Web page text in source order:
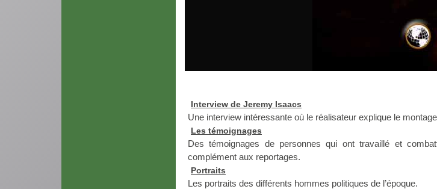
Interview de Jeremy Isaacs
Une interview intéressante où le réalisateur explique le
Les témoignages
Des témoignages de personnes qui ont travaillé et
complément aux reportages.
Portraits
Les portraits des différents hommes politiques de l’époque.